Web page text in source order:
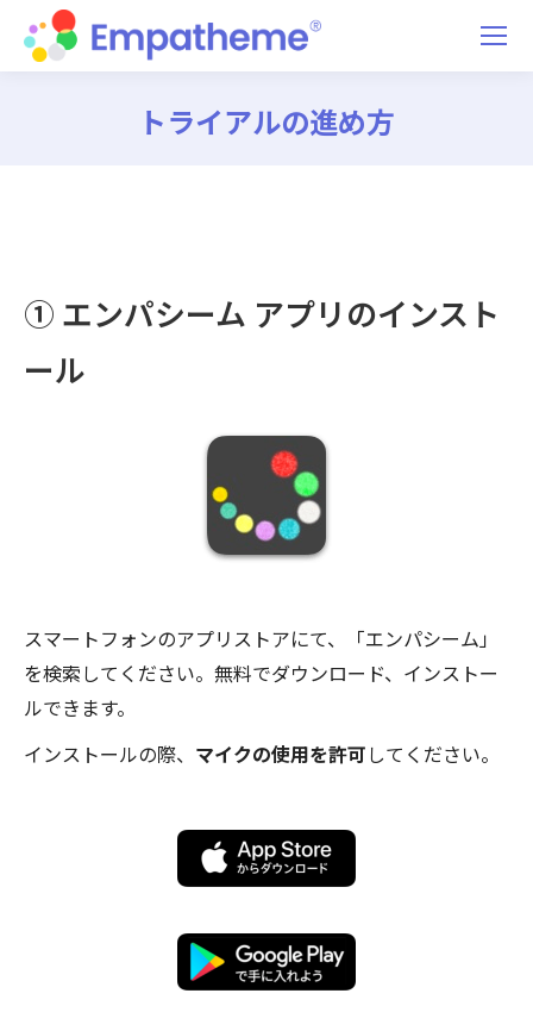
トライアルの進め方
① エンパシーム アプリのインスト
ール
スマートフォンのアプリストアにて、「エンパシーム」
を検索してください。無料でダウンロード、インストー
ルできます。
インストールの際、 マイクの使用を許可してください。